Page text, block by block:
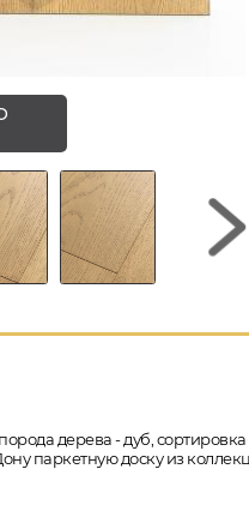
дерева - дуб,
паркетную доску из